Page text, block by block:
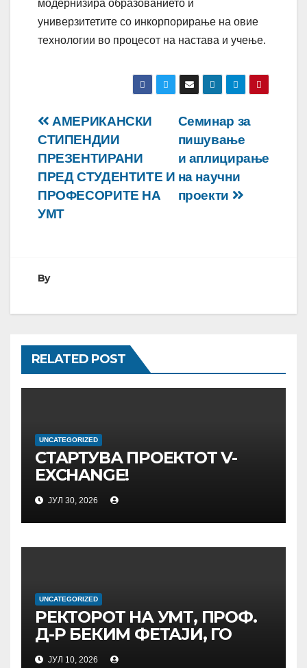
модернизира образованието и
универзитетите со инкорпорирање на овие
технологии во процесот на настава и учење.
Навигација
на
напис
Семинар за
пишување
и аплицирање
на научни
проекти
АМЕРИКАНСКИ
СТИПЕНДИИ
ПРЕЗЕНТИРАНИ
ПРЕД СТУДЕНТИТЕ И
ПРОФЕСОРИТЕ НА
УМТ
By
RELATED POST
UNCATEGORIZED
СТАРТУВА ПРОЕКТОТ V-
EXCHANGE!
УНИВЕРЗИТЕТОТ „МАЈКА
ТЕРЕЗА“ ВО СКОПЈЕ ЈА
ПРЕДВОДИ
МЕЃУНАРОДНАТА
ОБРАЗОВАНИЕ И
ГЛОБАЛНО ГРАЃАНСТВО
ЈУЛ 30, 2026
UNCATEGORIZED
РЕКТОРОТ НА УМТ, ПРОФ.
Д-Р БЕКИМ ФЕТАЈИ, ГО
ПРЕЧЕКА НА ОФИЦИЈАЛНА
ЈУЛ 10, 2026